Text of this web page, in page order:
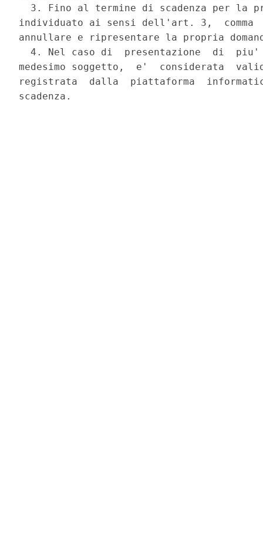
3. Fino al termine di scadenza per la
individuato ai sensi dell'art. 3,  comma
annullare e ripresentare la propria
4. Nel caso di  presentazione  di
medesimo soggetto,  e'  considerata
registrata  dalla  piattaforma